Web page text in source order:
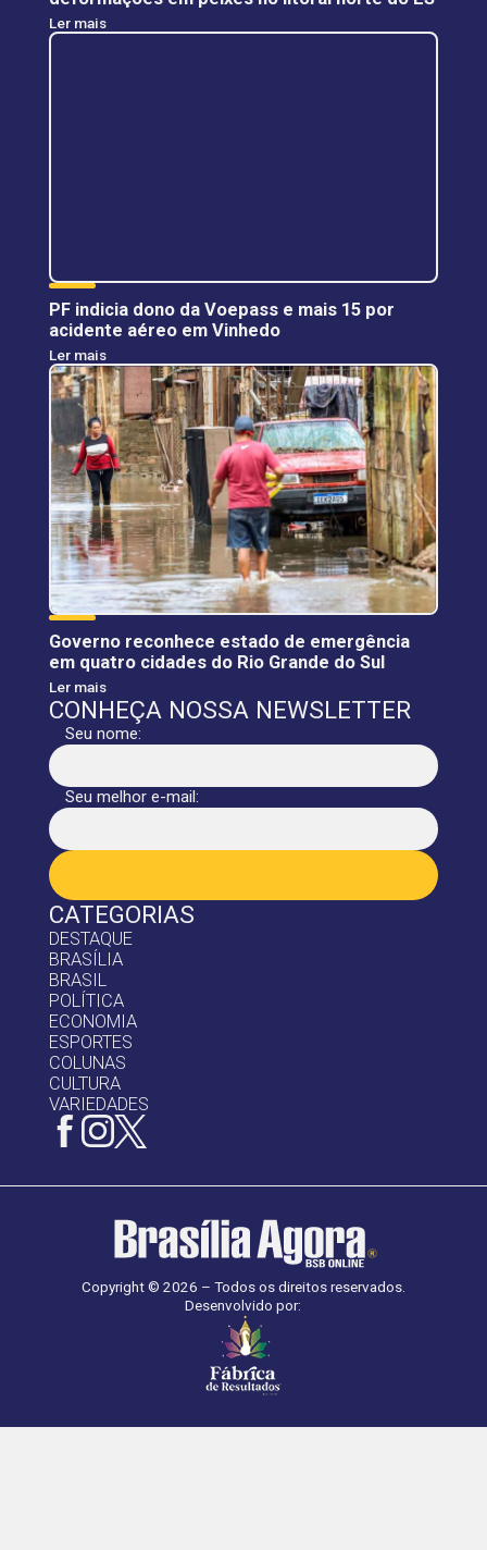
CATEGORIAS
DESTAQUE
BRASÍLIA
BRASIL
POLÍTICA
ECONOMIA
ESPORTES
COLUNAS
CULTURA
VARIEDADES
Ler mais
PF indicia dono da Voepass e mais 15 por
acidente aéreo em Vinhedo
Ler mais
Governo reconhece estado de emergência
em quatro cidades do Rio Grande do Sul
Ler mais
CONHEÇA NOSSA NEWSLETTER
Seu nome:
Seu melhor e-mail:
Copyright © 2026 – Todos os direitos reservados.
Desenvolvido por: